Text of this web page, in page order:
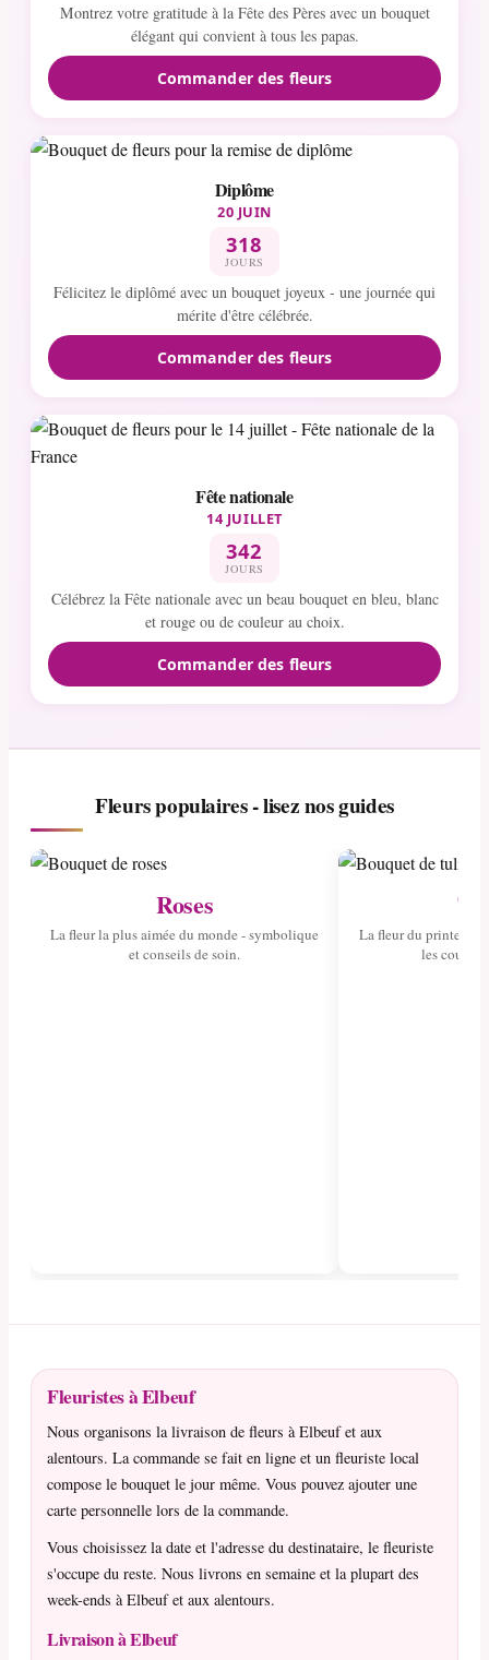
Montrez votre gratitude à la Fête des Pères avec un bouquet
élégant qui convient à tous les papas.
Commander des fleurs
Diplôme
20 JUIN
318
JOURS
Félicitez le diplômé avec un bouquet joyeux - une journée qui
mérite d'être célébrée.
Commander des fleurs
Fête nationale
14 JUILLET
342
JOURS
Célébrez la Fête nationale avec un beau bouquet en bleu, blanc
et rouge ou de couleur au choix.
Commander des fleurs
Fleurs populaires - lisez nos guides
Roses
La fleur la plus aimée du monde - symbolique
et conseils de soin.
La fleur du
les
Fleuristes à Elbeuf
Nous organisons la livraison de fleurs à Elbeuf et aux
alentours. La commande se fait en ligne et un fleuriste local
compose le bouquet le jour même. Vous pouvez ajouter une
carte personnelle lors de la commande.
Vous choisissez la date et l'adresse du destinataire, le fleuriste
s'occupe du reste. Nous livrons en semaine et la plupart des
week-ends à Elbeuf et aux alentours.
Livraison à Elbeuf